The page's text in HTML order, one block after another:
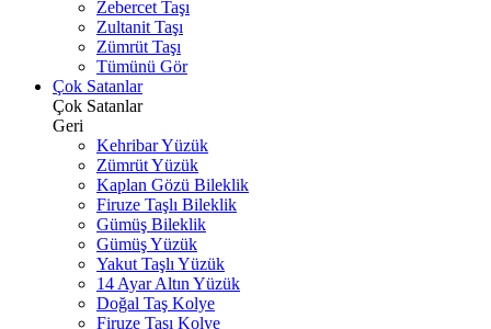
Zebercet Taşı
Zultanit Taşı
Zümrüt Taşı
Tümünü Gör
Çok Satanlar
Çok Satanlar
Geri
Kehribar Yüzük
Zümrüt Yüzük
Kaplan Gözü Bileklik
Firuze Taşlı Bileklik
Gümüş Bileklik
Gümüş Yüzük
Yakut Taşlı Yüzük
14 Ayar Altın Yüzük
Doğal Taş Kolye
Firuze Taşı Kolye